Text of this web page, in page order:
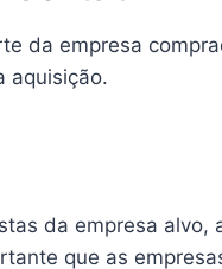
da empresa
aquisição.
da empresa alvo,
que as